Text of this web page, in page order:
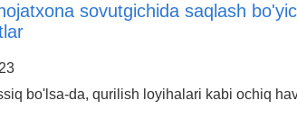
sovutgichida saqlash
bo'lsa-da, qurilish loyihalari kabi ochiq